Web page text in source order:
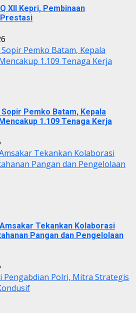
XII Kepri, Pembinaan
Pemko Batam, Kepala
1.109 Tenaga Kerja
Pemko Batam, Kepala
1.109 Tenaga Kerja
Tekankan Kolaborasi
Pangan dan Pengelolaan
Amsakar Tekankan Kolaborasi
Pangan dan Pengelolaan
Pengabdian Polri, Mitra Strategis